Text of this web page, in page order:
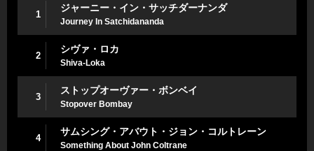
1
ジャーニー・イン・サッチダーナンダ
Journey In Satchidananda
2
シヴァ・ロカ
Shiva-Loka
3
ストップオーヴァー・ボンベイ
Stopover Bombay
4
サムシング・アバウト・ジョン・コルトレーン
Something About John Coltrane